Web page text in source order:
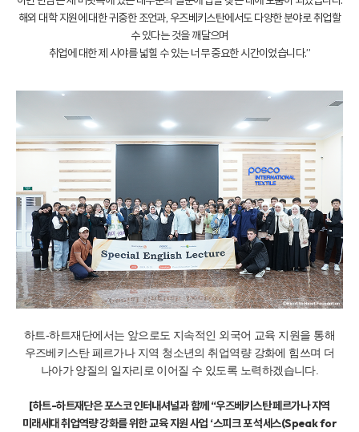
해외 대학 지원에 대한 귀중한 조언과,우즈베키스탄에서도 다양한 분야로 취업할
수 있다는 것을 깨달으며
취업에 대한 제 시야를 넓힐 수 있는 너무 중요한 시간이었습니다.”
하트-하트재단에서는 앞으로도 지속적인 외국어 교육 지원을 통해
우즈베키스탄 페르가나 지역 청소년의 취업역량 강화에 힘쓰며 더
나아가 양질의 일자리로 이어질 수 있도록 노력하겠습니다.
[하트-하트재단은 포스코 인터내셔널과 함께 “우즈베키스탄 페르가나 지역
미래세대 취업역량 강화를 위한 교육 지원 사업 ‘스피크 포 석세스(Speak for